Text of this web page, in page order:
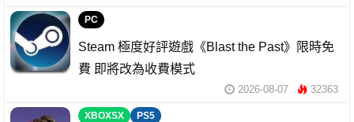
PC
Steam 極度好評遊戲《Blast the Past》限時免
費 即將改為收費模式
2026-08-07 32363
XBOXSX PS5